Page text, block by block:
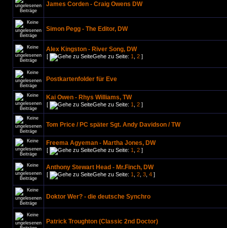
James Corden - Craig Owens DW
Simon Pegg - The Editor, DW
Alex Kingston - River Song, DW
[ Gehe zu Seite: 1 2 ]
Postkartenfolder für Eve
Kai Owen - Rhys Williams, TW
[ Gehe zu Seite: 1 2 ]
Tom Price / PC später Sgt. Andy Davidson / TW
Freema Agyeman - Martha Jones, DW
[ Gehe zu Seite: 1 2 ]
Anthony Stewart Head - Mr.Finch, DW
[ Gehe zu Seite: 1 2 3 4 ]
Doktor Wer? - die deutsche Synchro
Patrick Troughton (Classic 2nd Doctor)